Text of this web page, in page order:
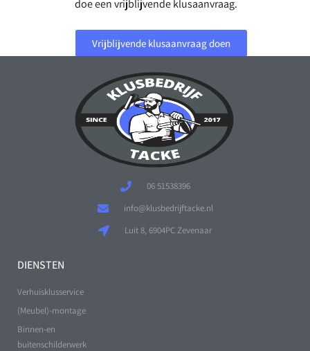
doe een vrijblijvende klusaanvraag.
Vrijblijvende klusaanvraag doen
06 51538396
info@klusbedrijftacke.nl
Luit 8, 6904PC Zevenaar
DIENSTEN
Verhuisklusservice
(Meubel)-montage
Binnen-en
buitenschilderwerk